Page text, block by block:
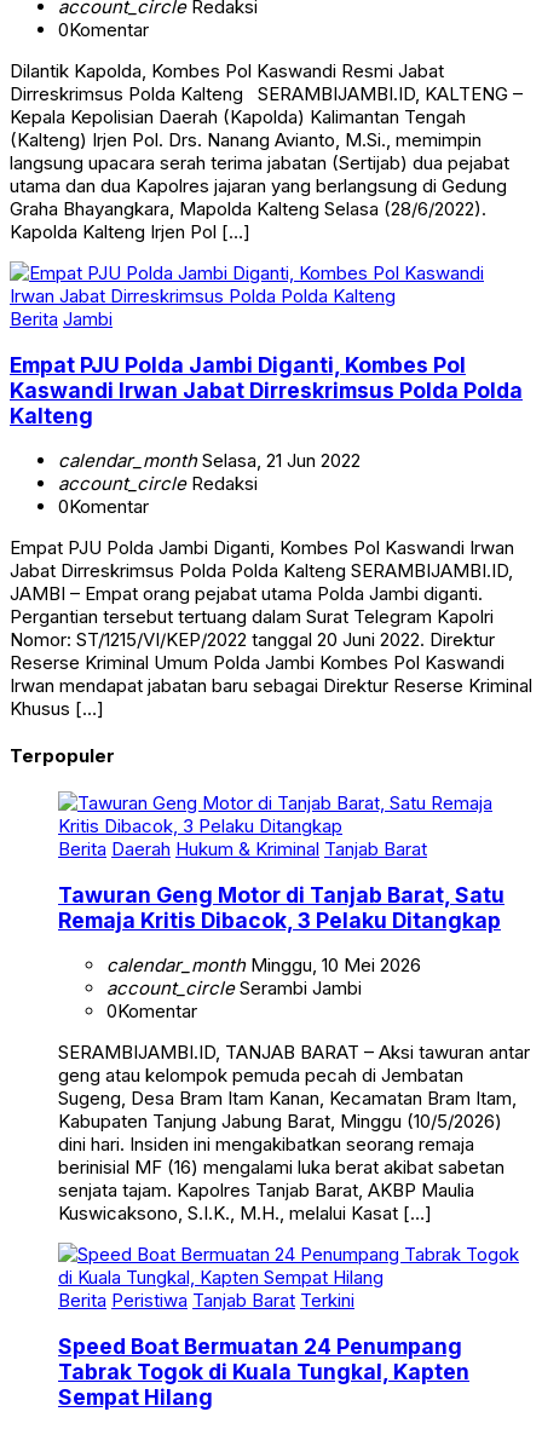
0Komentar
Dirreskrimsus Polda Kalteng SERAMBIJAMBI.ID, KALTENG –
Kepala Kepolisian Daerah (Kapolda) Kalimantan Tengah
(Kalteng) Irjen Pol. Drs. Nanang Avianto, M.Si., memimpin
langsung upacara serah terima jabatan (Sertijab) dua pejabat
utama dan dua Kapolres jajaran yang berlangsung di Gedung
Graha Bhayangkara, Mapolda Kalteng Selasa (28/6/2022).
Kapolda Kalteng Irjen Pol […]
Berita Jambi
Kaswandi Irwan Jabat Dirreskrimsus Polda Polda
Kalteng
account_circleRedaksi
0Komentar
Jabat Dirreskrimsus Polda Polda Kalteng SERAMBIJAMBI.ID,
JAMBI – Empat orang pejabat utama Polda Jambi diganti.
Pergantian tersebut tertuang dalam Surat Telegram Kapolri
Nomor: ST/1215/VI/KEP/2022 tanggal 20 Juni 2022. Direktur
Reserse Kriminal Umum Polda Jambi Kombes Pol Kaswandi
Irwan mendapat jabatan baru sebagai Direktur Reserse Kriminal
Khusus […]
Berita Daerah Hukum & Kriminal Tanjab Barat
Remaja Kritis Dibacok, 3 Pelaku Ditangkap
account_circleSerambi Jambi
0Komentar
geng atau kelompok pemuda pecah di Jembatan
Sugeng, Desa Bram Itam Kanan, Kecamatan Bram Itam,
Kabupaten Tanjung Jabung Barat, Minggu (10/5/2026)
dini hari. Insiden ini mengakibatkan seorang remaja
berinisial MF (16) mengalami luka berat akibat sabetan
senjata tajam. Kapolres Tanjab Barat, AKBP Maulia
Kuswicaksono, S.I.K., M.H., melalui Kasat […]
Berita Peristiwa Tanjab Barat Terkini
Tabrak Togok di Kuala Tungkal, Kapten
Sempat Hilang